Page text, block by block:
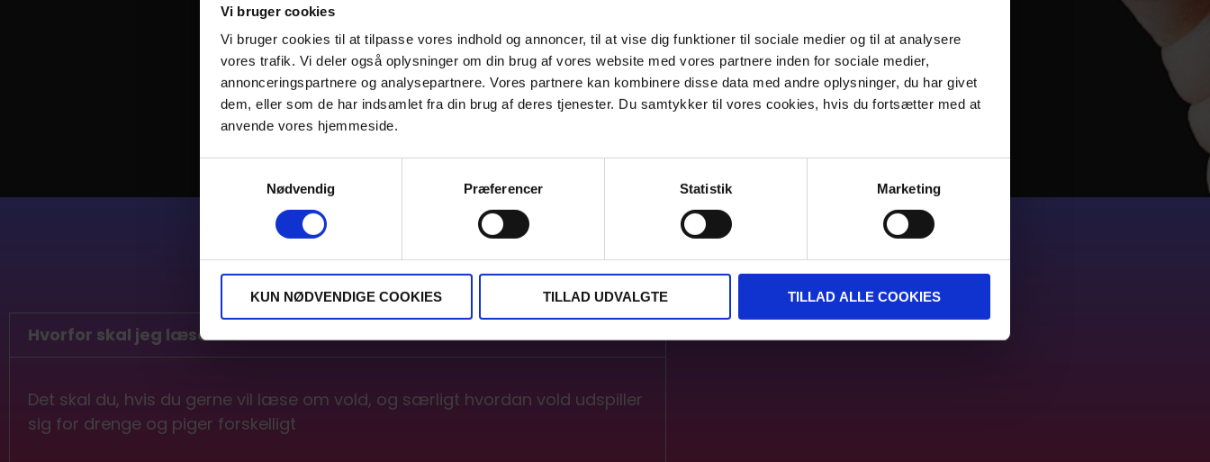
Vi bruger cookies
Vi bruger cookies til at tilpasse vores indhold og annoncer, til at vise dig funktioner til sociale medier og til at analysere
vores trafik. Vi deler også oplysninger om din brug af vores website med vores partnere inden for sociale medier,
annonceringspartnere og analysepartnere. Vores partnere kan kombinere disse data med andre oplysninger, du har givet
dem, eller som de har indsamlet fra din brug af deres tjenester. Du samtykker til vores cookies, hvis du fortsætter med at
anvende vores hjemmeside.
Nødvendig
Præferencer Statistik Marketing
KUN NØDVENDIGE COOKIES TILLAD UDVALGTE TILLAD ALLE COOKIES
2 hurtige om indholdet
Hvorfor skal jeg læse det her?
Det skal du, hvis du gerne vil læse om vold, og særligt hvordan vold udspiller
sig for drenge og piger forskelligt